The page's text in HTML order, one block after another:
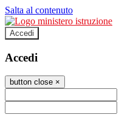
Salta al contenuto
Accedi
Accedi
button close ×